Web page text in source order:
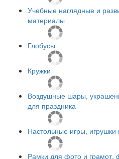
Учебные наглядные и
материалы
Глобусы
Кружки
Воздушные шары,
для праздника
Настольные игры,
Рамки для фото и грамот,